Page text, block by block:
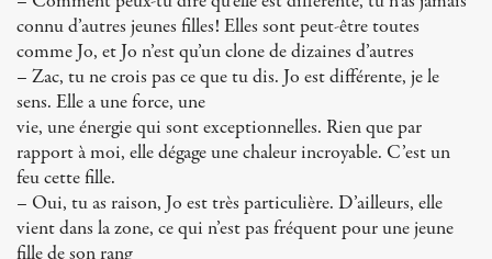
connu d’autres jeunes filles! Elles sont peut-être toutes
comme Jo, et Jo n’est qu’un clone de dizaines d’autres
– Zac, tu ne crois pas ce que tu dis. Jo est différente, je le
sens. Elle a une force, une
vie, une énergie qui sont exceptionnelles. Rien que par
rapport à moi, elle dégage une chaleur incroyable. C’est un
feu cette fille.
– Oui, tu as raison, Jo est très particulière. D’ailleurs, elle
vient dans la zone, ce qui n’est pas fréquent pour une jeune